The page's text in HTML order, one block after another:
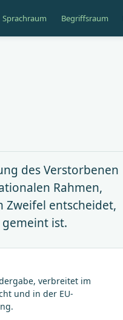
Sprachraum Begriffsraum
des Verstorbenen
Rahmen,
Zweifel entscheidet,
ist.
verbreitet im
und in der EU-